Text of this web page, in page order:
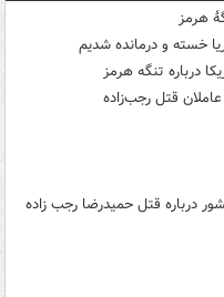
هرمز
درباره تنگه هرمز
قتل رجب‌زاده
درباره قتل حمیدرضا رجب زاده